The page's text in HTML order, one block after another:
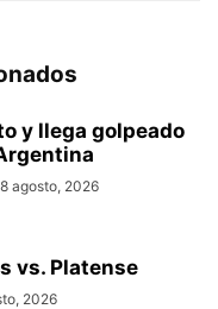
y llega golpeado
8 agosto, 2026
vs. Platense
2026